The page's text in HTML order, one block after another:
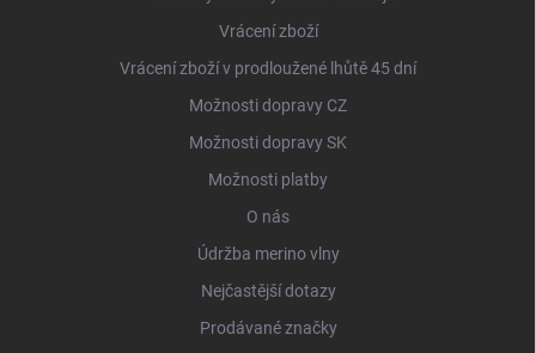
Vrácení zboží
Vrácení zboží v prodloužené lhůtě 45 dní
Možnosti dopravy CZ
Možnosti dopravy SK
Možnosti platby
O nás
Údržba merino vlny
Nejčastější dotazy
Prodávané značky